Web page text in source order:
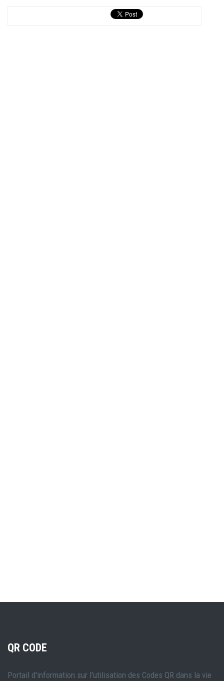
QR CODE
Portail d'information sur l'utilisation des Codes QR dans la vie